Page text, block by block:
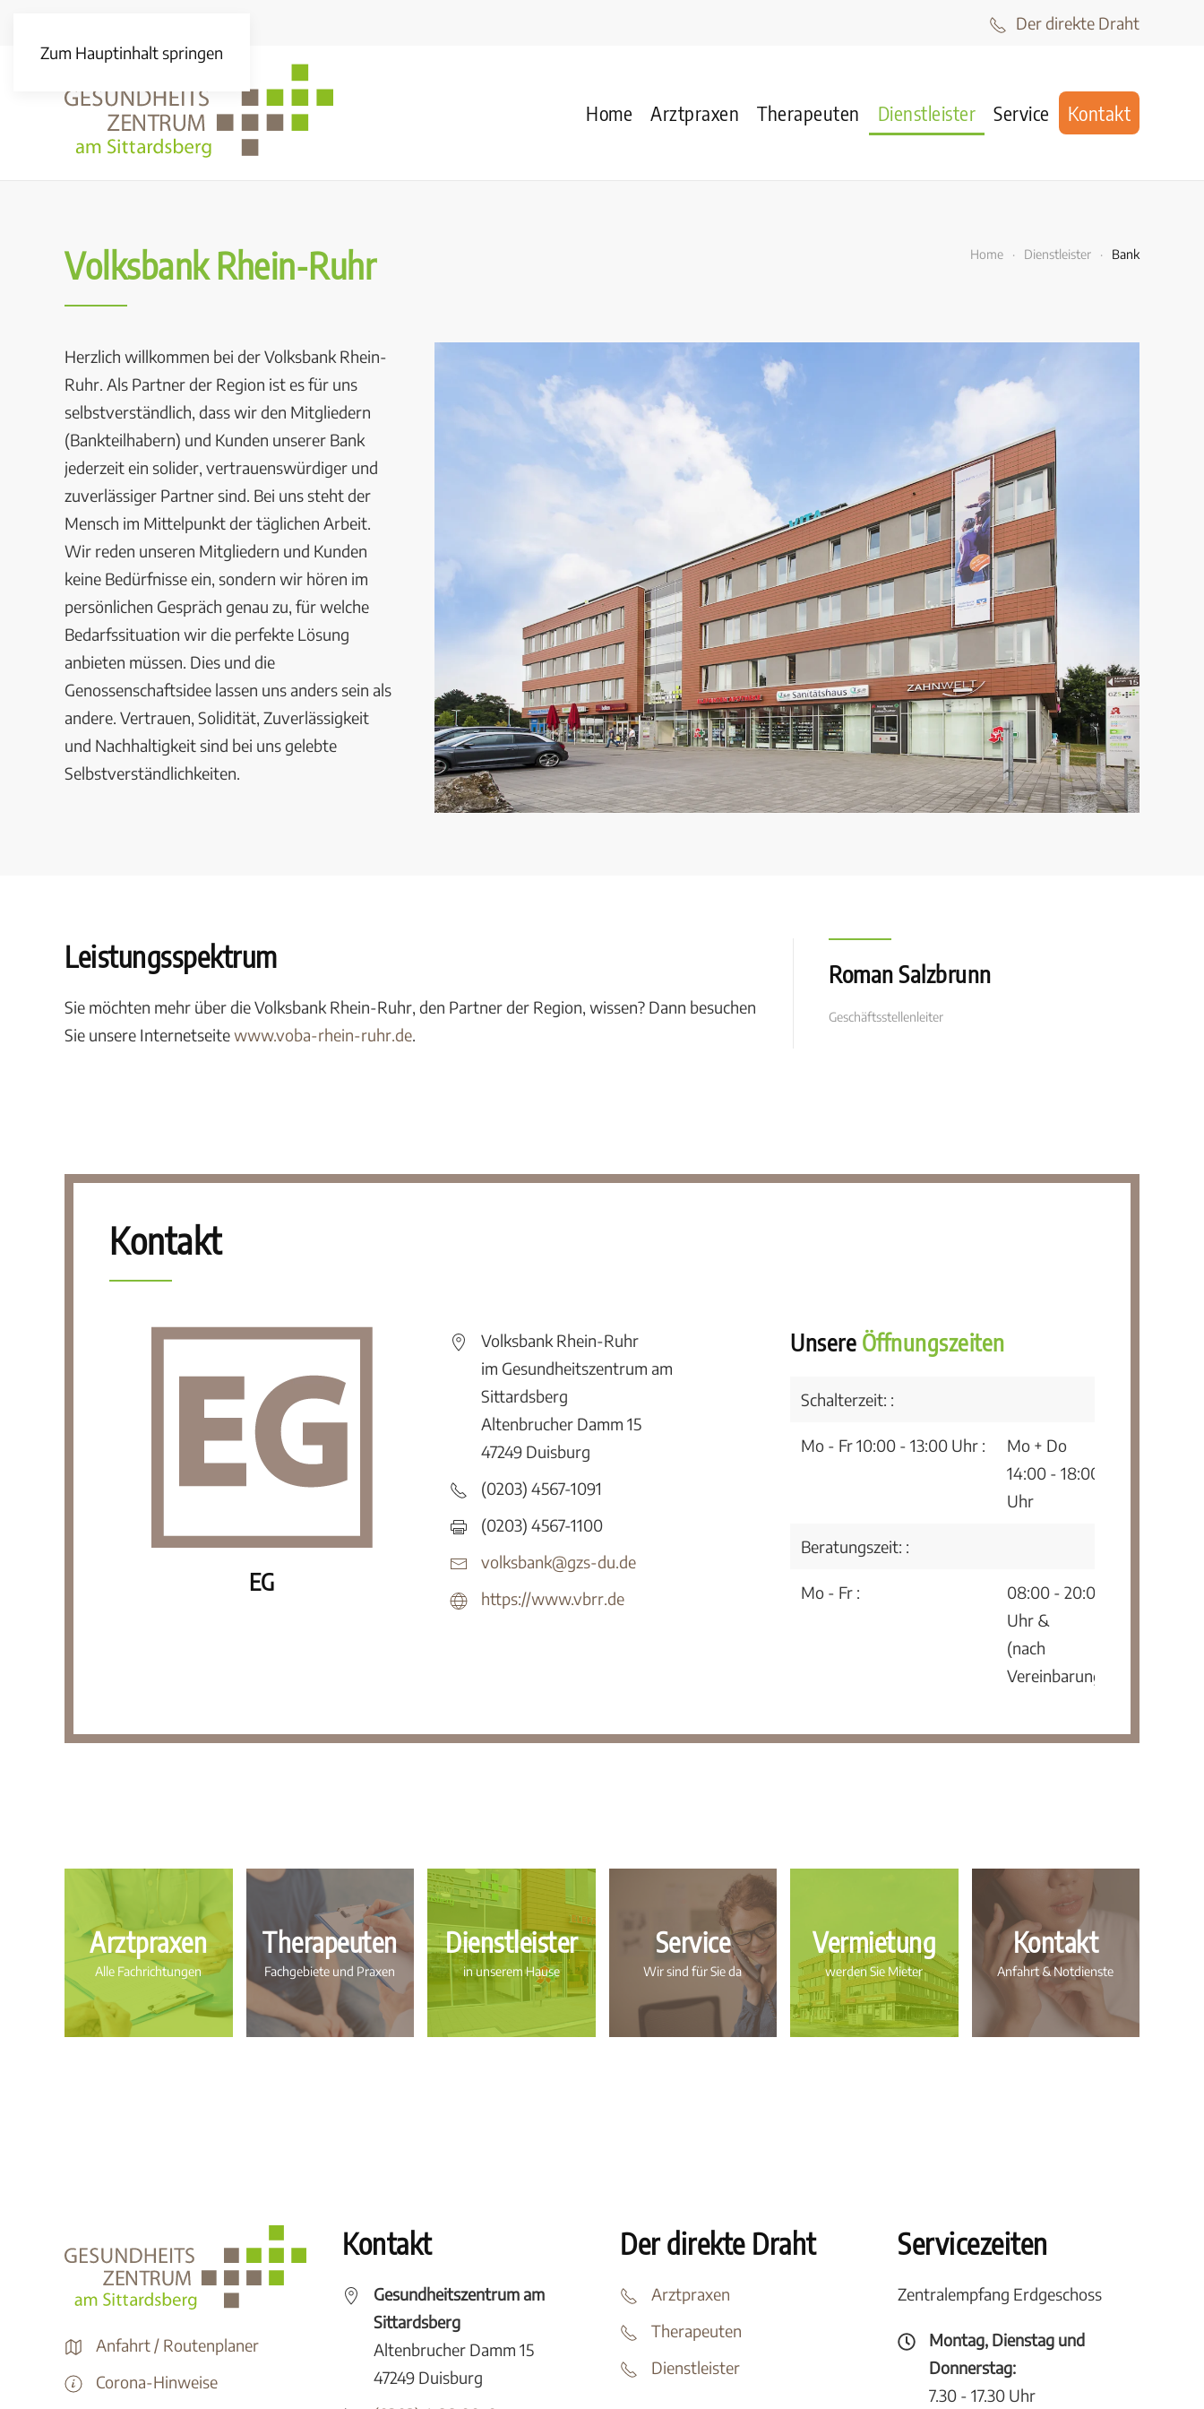
Zum Hauptinhalt springen
Der direkte Draht
Home Arztpraxen Therapeuten Dienstleister Service Kontakt
Volksbank Rhein-Ruhr Home Dienstleister Bank
Herzlich willkommen bei der Volksbank Rhein-
Ruhr. Als Partner der Region ist es für uns
selbstverständlich, dass wir den Mitgliedern
(Bankteilhabern) und Kunden unserer Bank
jederzeit ein solider, vertrauenswürdiger und
zuverlässiger Partner sind. Bei uns steht der
Mensch im Mittelpunkt der täglichen Arbeit.
Wir reden unseren Mitgliedern und Kunden
keine Bedürfnisse ein, sondern wir hören im
persönlichen Gespräch genau zu, für welche
Bedarfssituation wir die perfekte Lösung
anbieten müssen. Dies und die
Genossenschaftsidee lassen uns anders sein als
andere. Vertrauen, Solidität, Zuverlässigkeit
und Nachhaltigkeit sind bei uns gelebte
Selbstverständlichkeiten.
Leistungsspektrum
Sie möchten mehr über die Volksbank Rhein-Ruhr, den Partner der Region, wissen? Dann besuchen
Sie unsere Internetseitewww.voba-rhein-ruhr.de.
Roman Salzbrunn
Geschäftsstellenleiter
Kontakt
EG
Volksbank Rhein-Ruhr
im Gesundheitszentrum am
Sittardsberg
Altenbrucher Damm 15
47249 Duisburg
(0203) 4567-1091
(0203) 4567-1100
volksbank@gzs-du.de
https://www.vbrr.de
Unsere Öffnungszeiten
Schalterzeit: :
Mo - Fr 10:00 - 13:00 Uhr :
Mo + Do
14:00 - 18:00
Uhr
Beratungszeit: :
Mo - Fr :
08:00 - 20:00
Uhr &
(nach
Vereinbarung)
Arztpraxen
Alle Fachrichtungen
Therapeuten
Fachgebiete und Praxen
Dienstleister
in unserem Hause
Service
Wir sind für Sie da
Vermietung
werden Sie Mieter
Kontakt
Anfahrt & Notdienste
Anfahrt / Routenplaner
Corona-Hinweise
Kontakt
Gesundheitszentrum am
Sittardsberg
Altenbrucher Damm 15
47249 Duisburg
Der direkte Draht
Arztpraxen
Therapeuten
Dienstleister
Servicezeiten
Zentralempfang Erdgeschoss
Montag, Dienstag und
Donnerstag:
7.30 - 17.30 Uhr